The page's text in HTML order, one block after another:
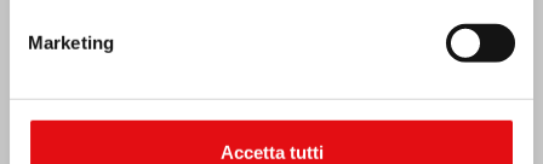
Marketing
Accetta tutti